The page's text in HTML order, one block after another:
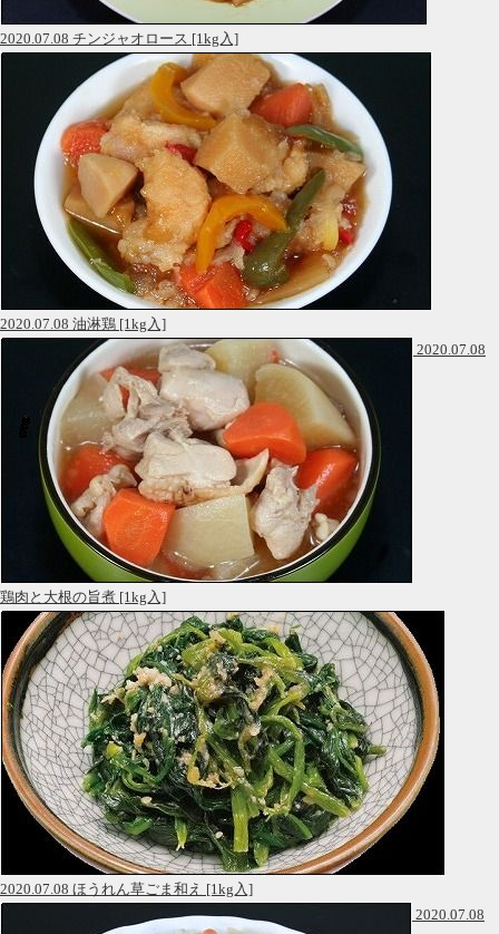
2020.07.08 チンジャオロース [1kg入]
2020.07.08 油淋鶏 [1kg入]
2020.07.08
鶏肉と大根の旨煮 [1kg入]
2020.07.08 ほうれん草ごま和え [1kg入]
2020.07.08